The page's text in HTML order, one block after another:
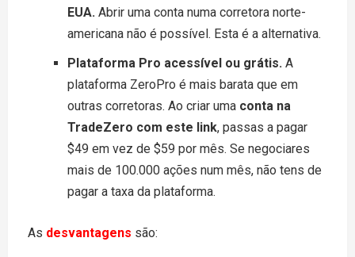
EUA. Abrir uma conta numa corretora norte-
americana não é possível. Esta é a alternativa.
Plataforma Pro acessível ou grátis. A
plataforma ZeroPro é mais barata que em
outras corretoras. Ao criar uma conta na
TradeZero com este link, passas a pagar
$49 em vez de $59 por mês. Se negociares
mais de 100.000 ações num mês, não tens de
pagar a taxa da plataforma.
As desvantagens são: